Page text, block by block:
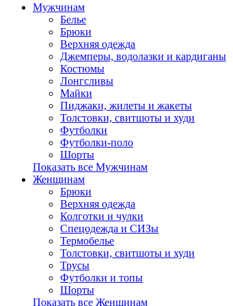
Мужчинам
Белье
Брюки
Верхняя одежда
Джемперы, водолазки и кардиганы
Костюмы
Лонгсливы
Майки
Пиджаки, жилеты и жакеты
Толстовки, свитшоты и худи
Футболки
Футболки-поло
Шорты
Показать все Мужчинам
Женщинам
Брюки
Верхняя одежда
Колготки и чулки
Спецодежда и СИЗы
Термобелье
Толстовки, свитшоты и худи
Трусы
Футболки и топы
Шорты
Показать все Женщинам